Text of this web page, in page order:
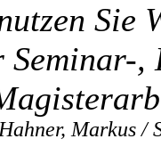
Sie
Seminar-,
Markus /